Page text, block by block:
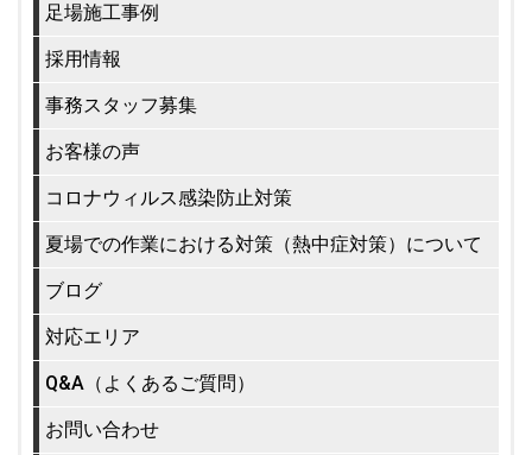
足場施工事例
採用情報
事務スタッフ募集
お客様の声
コロナウィルス感染防止対策
夏場での作業における対策（熱中症対策）について
ブログ
対応エリア
Q&A（よくあるご質問）
お問い合わせ